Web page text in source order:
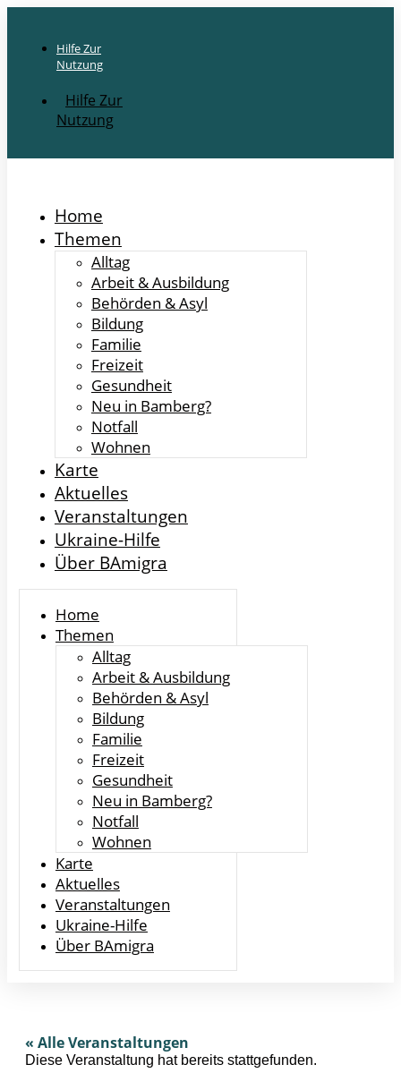
Hilfe Zur
Nutzung
Hilfe Zur
Nutzung
Home
Themen
Alltag
Arbeit & Ausbildung
Behörden & Asyl
Bildung
Familie
Freizeit
Gesundheit
Neu in Bamberg?
Notfall
Wohnen
Karte
Aktuelles
Veranstaltungen
Ukraine-Hilfe
Über BAmigra
Home
Themen
Alltag
Arbeit & Ausbildung
Behörden & Asyl
Bildung
Familie
Freizeit
Gesundheit
Neu in Bamberg?
Notfall
Wohnen
Karte
Aktuelles
Veranstaltungen
Ukraine-Hilfe
Über BAmigra
« Alle Veranstaltungen
Diese Veranstaltung hat bereits stattgefunden.